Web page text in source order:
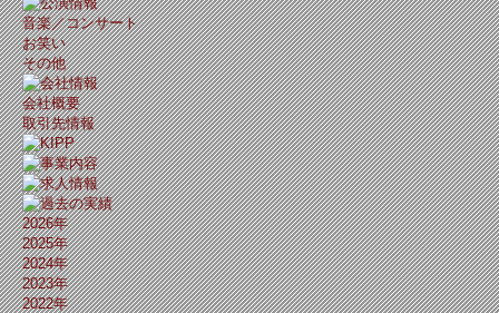
音楽／コンサート
お笑い
その他
会社概要
取引先情報
2026年
2025年
2024年
2023年
2022年